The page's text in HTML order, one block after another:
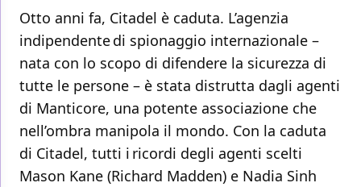
Otto anni fa, Citadel è caduta. L’agenzia
indipendente di spionaggio internazionale –
nata con lo scopo di difendere la sicurezza di
tutte le persone – è stata distrutta dagli agenti
di Manticore, una potente associazione che
nell’ombra manipola il mondo. Con la caduta
di Citadel, tutti i ricordi degli agenti scelti
Mason Kane (Richard Madden) e Nadia Sinh